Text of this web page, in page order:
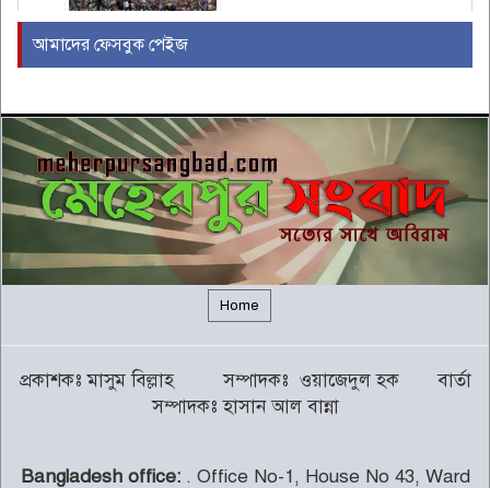
৬
বন্যায় সাপের উপদ্রব বাড়ছে, চট্টগ্রামে
৭ দিনে কামড়ের শিকার ৯৩ জন
গালর্স কলেজে শিক্ষকতা করায় পদ
হারালেন কুষ্টিয়া জেলা জামায়াতের
সেক্রেটারি
চট্টগ্রামের পাঁচ জেলায় ভূমিধসের
সতর্কতা
থামছে না পাহাড়ে বানভাসিদের কান্না
আমাদের ফেসবুক পেইজ
Home
প্রকাশকঃ মাসুম বিল্লাহ সম্পাদকঃ ওয়াজেদুল হক বার্তা
সম্পাদকঃ হাসান আল বান্না
Bangladesh office:. Office No-1, House No 43, Ward